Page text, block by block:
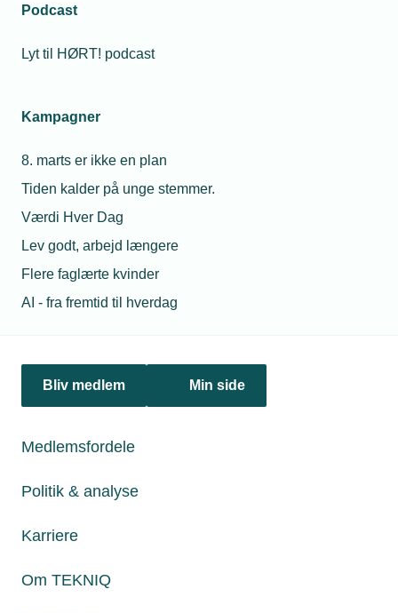
Podcast
Lyt til HØRT! podcast
Kampagner
8. marts er ikke en plan
Tiden kalder på unge stemmer.
Værdi Hver Dag
Lev godt, arbejd længere
Flere faglærte kvinder
AI - fra fremtid til hverdag
Bliv medlem Min side
Medlemsfordele
Politik & analyse
Karriere
Om TEKNIQ
VVS
Få et overblik over ordninger og regler
forsyningsanlæg.
Afløbs- eller kloakinstallation
Afløbs- eller kloakinstallation omfatter den rørlagte
gulvafløb e.l.) til indløb i hovedledning.
Læs mere
Byggesagsdokumentation
TEKNIQ har udarbejdet skabeloner til at
Dokumentationen kan bruges af bygherre ved
Bygningsreglementet (BR18).
Byggevarer
dokumentation og mærkning af byggevarer.